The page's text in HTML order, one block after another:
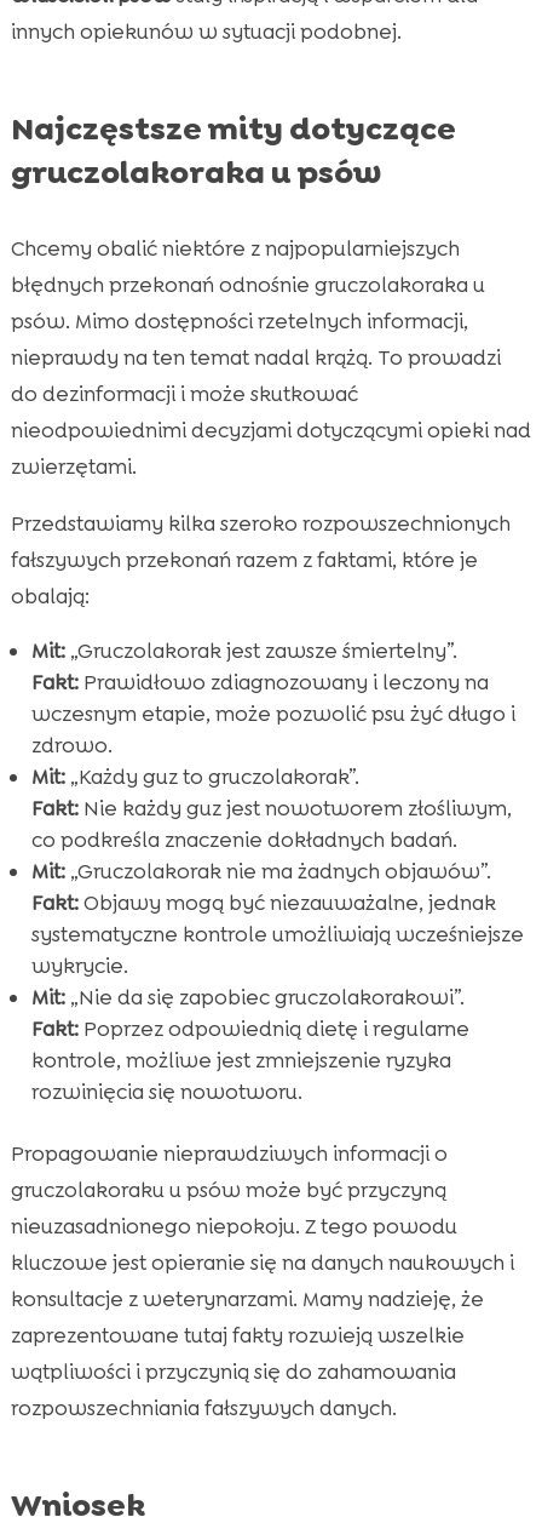
innych opiekunów w sytuacji podobnej.
Najczęstsze mity dotyczące
gruczolakoraka u psów
Chcemy obalić niektóre z najpopularniejszych
błędnych przekonań odnośnie gruczolakoraka u
psów. Mimo dostępności rzetelnych informacji,
nieprawdy na ten temat nadal krążą. To prowadzi
do dezinformacji i może skutkować
nieodpowiednimi decyzjami dotyczącymi opieki nad
zwierzętami.
Przedstawiamy kilka szeroko rozpowszechnionych
fałszywych przekonań razem z faktami, które je
obalają:
Mit:„Gruczolakorak jest zawsze śmiertelny”.
Fakt:Prawidłowo zdiagnozowany i leczony na
wczesnym etapie, może pozwolić psu żyć długo i
zdrowo.
Mit:„Każdy guz to gruczolakorak”.
Fakt:Nie każdy guz jest nowotworem złośliwym,
co podkreśla znaczenie dokładnych badań.
Mit:„Gruczolakorak nie ma żadnych objawów”.
Fakt:Objawy mogą być niezauważalne, jednak
systematyczne kontrole umożliwiają wcześniejsze
wykrycie.
Mit:„Nie da się zapobiec gruczolakorakowi”.
Fakt:Poprzez odpowiednią dietę i regularne
kontrole, możliwe jest zmniejszenie ryzyka
rozwinięcia się nowotworu.
Propagowanie nieprawdziwych informacji o
gruczolakoraku u psów może być przyczyną
nieuzasadnionego niepokoju. Z tego powodu
kluczowe jest opieranie się na danych naukowych i
konsultacje z weterynarzami. Mamy nadzieję, że
zaprezentowane tutaj fakty rozwieją wszelkie
wątpliwości i przyczynią się do zahamowania
rozpowszechniania fałszywych danych.
Wniosek